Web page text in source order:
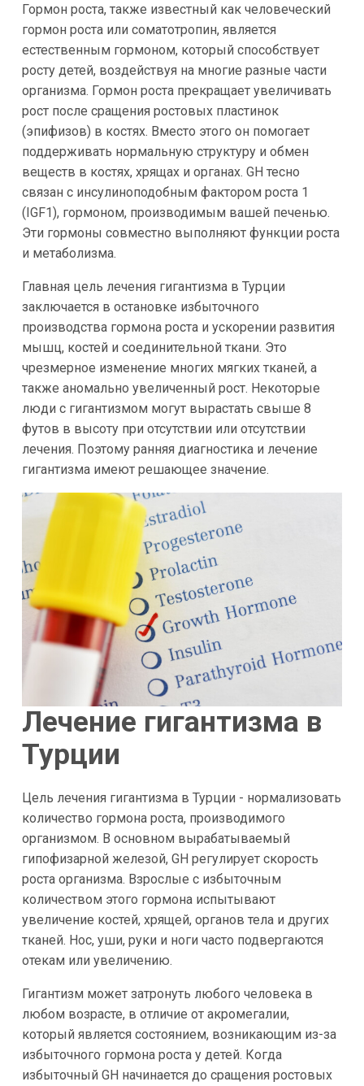
Гормон роста, также известный как человеческий
гормон роста или соматотропин, является
естественным гормоном, который способствует
росту детей, воздействуя на многие разные части
организма. Гормон роста прекращает увеличивать
рост после сращения ростовых пластинок
(эпифизов) в костях. Вместо этого он помогает
поддерживать нормальную структуру и обмен
веществ в костях, хрящах и органах. GH тесно
связан с инсулиноподобным фактором роста 1
(IGF1), гормоном, производимым вашей печенью.
Эти гормоны совместно выполняют функции роста
и метаболизма.
Главная цель лечения гигантизма в Турции
заключается в остановке избыточного
производства гормона роста и ускорении развития
мышц, костей и соединительной ткани. Это
чрезмерное изменение многих мягких тканей, а
также аномально увеличенный рост. Некоторые
люди с гигантизмом могут вырастать свыше 8
футов в высоту при отсутствии или отсутствии
лечения. Поэтому ранняя диагностика и лечение
гигантизма имеют решающее значение.
Лечение гигантизма в
Турции
Цель лечения гигантизма в Турции - нормализовать
количество гормона роста, производимого
организмом. В основном вырабатываемый
гипофизарной железой, GH регулирует скорость
роста организма. Взрослые с избыточным
количеством этого гормона испытывают
увеличение костей, хрящей, органов тела и других
тканей. Нос, уши, руки и ноги часто подвергаются
отекам или увеличению.
Гигантизм может затронуть любого человека в
любом возрасте, в отличие от акромегалии,
который является состоянием, возникающим из-за
избыточного гормона роста у детей. Когда
избыточный GH начинается до сращения ростовых